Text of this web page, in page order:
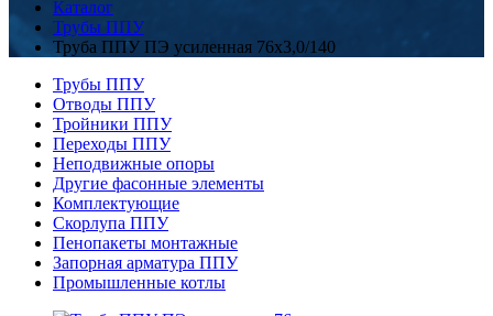
Каталог
Трубы ППУ
Труба ППУ ПЭ усиленная 76х3,0/140
Трубы ППУ
Отводы ППУ
Тройники ППУ
Переходы ППУ
Неподвижные опоры
Другие фасонные элементы
Комплектующие
Скорлупа ППУ
Пенопакеты монтажные
Запорная арматура ППУ
Промышленные котлы